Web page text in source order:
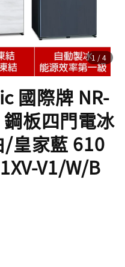
1 /4
國際牌 NR-
板四門電冰
皇家藍 610
V1/W/B